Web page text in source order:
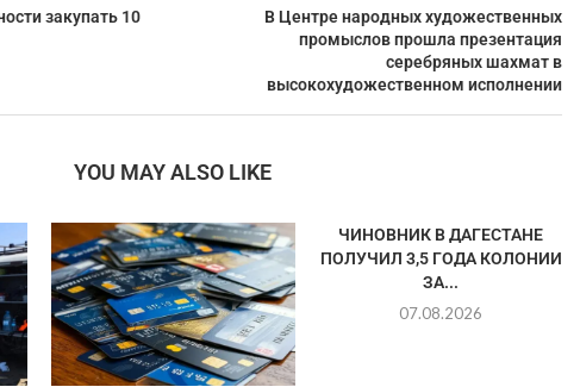
закупать 10
В Центре народных художественных
промыслов прошла презентация
серебряных шахмат в
высокохудожественном исполнении
YOU MAY ALSO LIKE
ЧИНОВНИК В ДАГЕСТАНЕ
ПОЛУЧИЛ 3,5 ГОДА КОЛОНИИ
ЗА...
07.08.2026